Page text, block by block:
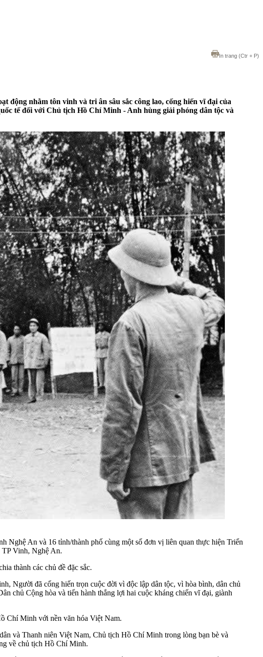
In trang (Ctr + P)
động nhằm tôn vinh và tri ân sâu sắc công lao, cống hiến vĩ đại của
tế đối với Chủ tịch Hồ Chí Minh - Anh hùng giải phóng dân tộc và
An và 16 tỉnh/thành phố cùng một số đơn vị liên quan thực hiện Triển
Vinh, Nghệ An.
thành các chủ đề đặc sắc.
Người đã cống hiến trọn cuộc đời vì độc lập dân tộc, vì hòa bình, dân chủ
chủ Cộng hòa và tiến hành thắng lợi hai cuộc kháng chiến vĩ đại, giành
Chí Minh với nền văn hóa Việt Nam.
và Thanh niên Việt Nam, Chủ tịch Hồ Chí Minh trong lòng bạn bè và
về chủ tịch Hồ Chí Minh.